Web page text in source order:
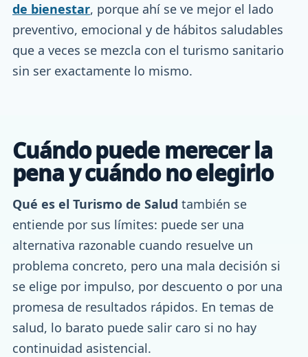
de bienestar, porque ahí se ve mejor el lado
preventivo, emocional y de hábitos saludables
que a veces se mezcla con el turismo sanitario
sin ser exactamente lo mismo.
Cuándo puede merecer la
pena y cuándo no elegirlo
Qué es el Turismo de Salud también se
entiende por sus límites: puede ser una
alternativa razonable cuando resuelve un
problema concreto, pero una mala decisión si
se elige por impulso, por descuento o por una
promesa de resultados rápidos. En temas de
salud, lo barato puede salir caro si no hay
continuidad asistencial.